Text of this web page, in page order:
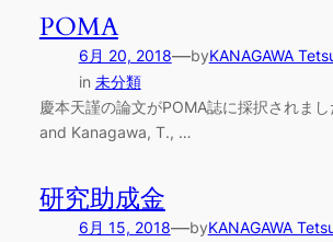
POMA
6月 20, 2018—byKANAGAWA
in 未分類
慶本天謹の論文がPOMA誌に採択されま
and Kanagawa, T., …
研究助成金
6月 15, 2018—byKANAGAWA